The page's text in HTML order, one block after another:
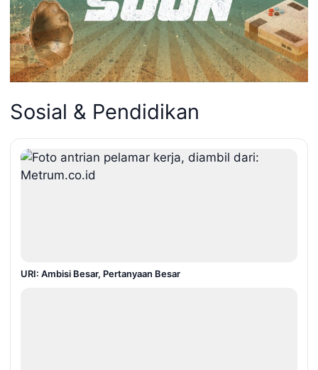
Sosial & Pendidikan
URI: Ambisi Besar, Pertanyaan Besar